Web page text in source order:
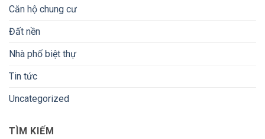
Căn hộ chung cư
Đất nền
Nhà phố biệt thự
Tin tức
Uncategorized
TÌM KIẾM